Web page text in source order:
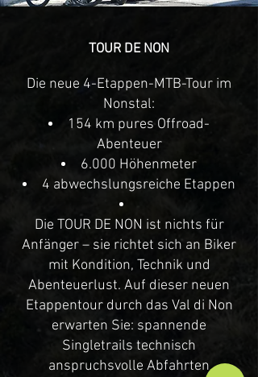
TOUR DE NON
Die neue 4-Etappen-MTB-Tour im
Nonstal:
154 km pures Offroad-
Abenteuer
6.000 Höhenmeter
4 abwechslungsreiche Etappen
Die TOUR DE NON ist nichts für
Anfänger – sie richtet sich an Biker
mit Kondition, Technik und
Abenteuerlust. Auf dieser neuen
Etappentour durch das Val di Non
erwarten Sie: spannende
Singletrails technisch
anspruchsvolle Abfahrten